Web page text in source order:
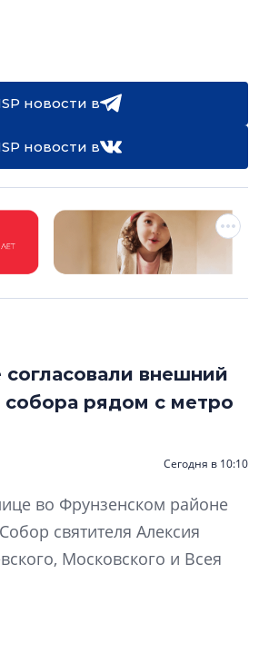
новости в
новости в
согласовали внешний
собора рядом с метро
Сегодня в 10:10
во Фрунзенском районе
святителя Алексия
Московского и Всея